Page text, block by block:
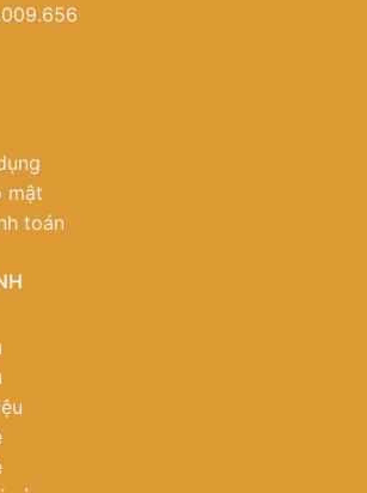
mật
toán